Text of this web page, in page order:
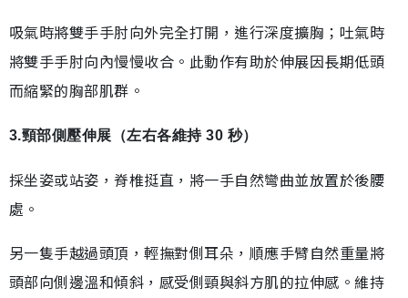
吸氣時將雙手手肘向外完全打開，進行深度擴胸；吐氣時
將雙手手肘向內慢慢收合。此動作有助於伸展因長期低頭
而縮緊的胸部肌群。
3.頸部側壓伸展（左右各維持 30 秒）
採坐姿或站姿，脊椎挺直，將一手自然彎曲並放置於後腰
處。
另一隻手越過頭頂，輕撫對側耳朵，順應手臂自然重量將
頭部向側邊溫和傾斜，感受側頸與斜方肌的拉伸感。維持